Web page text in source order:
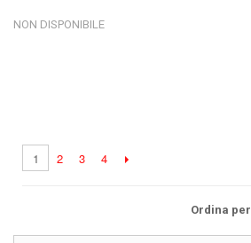
NON DISPONIBILE
1 2 3 4
Ordina per